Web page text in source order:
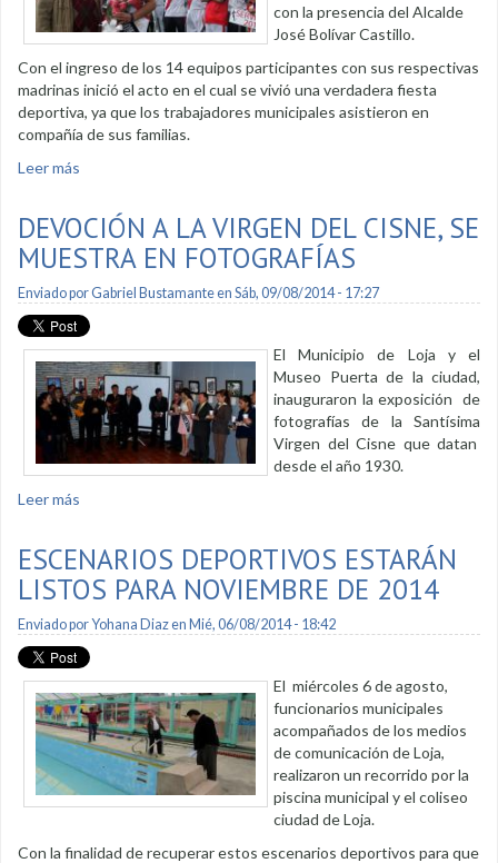
con la presencia del Alcalde
José Bolívar Castillo.
Con el ingreso de los 14 equipos participantes con sus respectivas
madrinas inició el acto en el cual se vivió una verdadera fiesta
deportiva, ya que los trabajadores municipales asistieron en
compañía de sus familias.
Leer más
DEVOCIÓN A LA VIRGEN DEL CISNE, SE
MUESTRA EN FOTOGRAFÍAS
Enviado porGabriel Bustamanteen Sáb, 09/08/2014 - 17:27
El Municipio de Loja y el
Museo Puerta de la ciudad,
inauguraron la exposición de
fotografías de la Santísima
Virgen del Cisne que datan
desde el año 1930.
Leer más
ESCENARIOS DEPORTIVOS ESTARÁN
LISTOS PARA NOVIEMBRE DE 2014
Enviado porYohana Diazen Mié, 06/08/2014 - 18:42
El miércoles 6 de agosto,
funcionarios municipales
acompañados de los medios
de comunicación de Loja,
realizaron un recorrido por la
piscina municipal y el coliseo
ciudad de Loja.
Con la finalidad de recuperar estos escenarios deportivos para que